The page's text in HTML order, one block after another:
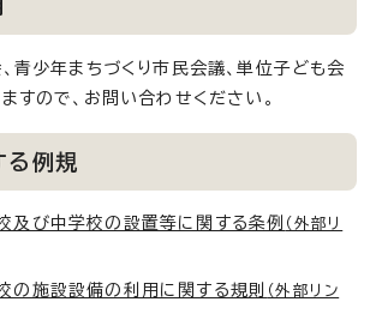
青少年まちづくり市民会議、単位子ども会
すので、お問い合わせください。
る例規
及び中学校の設置等に関する条例 （外部リ
の施設設備の利用に関する規則
（外部リン